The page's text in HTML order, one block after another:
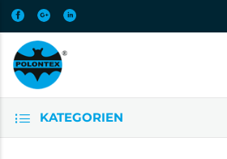
KATEGORIEN